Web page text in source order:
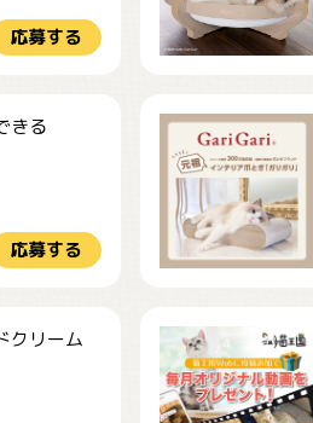
応募する
きる
応募する
クリーム